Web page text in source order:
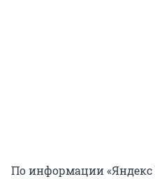
По информации